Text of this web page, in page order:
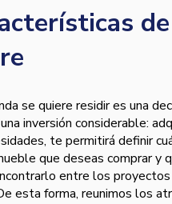
se quiere residir es una
inversión considerable:
te permitirá definir
que deseas comprar y
entre los
esta forma, reunimos los